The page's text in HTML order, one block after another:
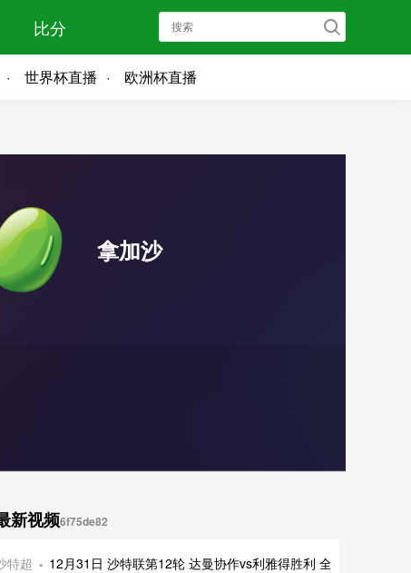
比分
世界杯直播 欧洲杯直播
拿加沙
波
新视频6f75de82
特超
12月31日 沙特联第12轮 达曼协作vs利雅得胜利 全场录像及集锦